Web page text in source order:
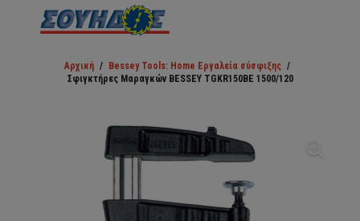
Αρχική / Bessey Tools: Home Εργαλεία σύσφιξης /
Σφιγκτήρες Μαραγκών BESSEY TGKR150BE 1500/120